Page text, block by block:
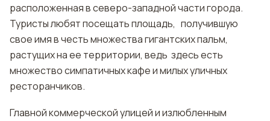
расположенная в северо-западной части города.
Туристы любят посещать площадь, получившую
свое имя в честь множества гигантских пальм,
растущих на ее территории, ведь здесь есть
множество симпатичных кафе и милых уличных
ресторанчиков.
Главной коммерческой улицей и излюбленным